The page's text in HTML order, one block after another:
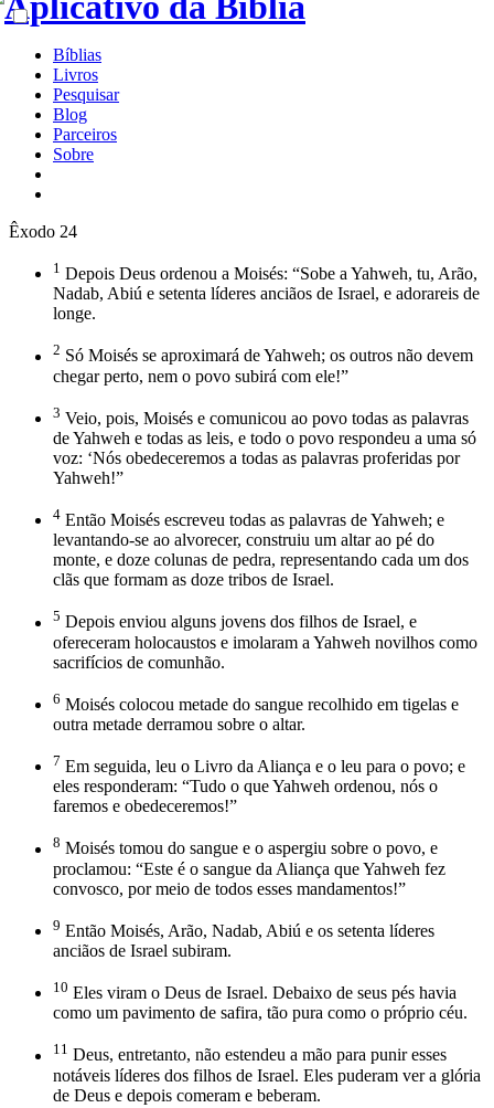
Bíblias
Livros
Pesquisar
Blog
Parceiros
Sobre
Êxodo 24
1 Depois Deus ordenou a Moisés: “Sobe a Yahweh, tu, Arão,
Nadab, Abiú e setenta líderes anciãos de Israel, e adorareis de
longe.
2 Só Moisés se aproximará de Yahweh; os outros não devem
chegar perto, nem o povo subirá com ele!”
3 Veio, pois, Moisés e comunicou ao povo todas as palavras
de Yahweh e todas as leis, e todo o povo respondeu a uma só
voz: ‘Nós obedeceremos a todas as palavras proferidas por
Yahweh!”
4 Então Moisés escreveu todas as palavras de Yahweh; e
levantando-se ao alvorecer, construiu um altar ao pé do
monte, e doze colunas de pedra, representando cada um dos
clãs que formam as doze tribos de Israel.
5 Depois enviou alguns jovens dos filhos de Israel, e
ofereceram holocaustos e imolaram a Yahweh novilhos como
sacrifícios de comunhão.
6 Moisés colocou metade do sangue recolhido em tigelas e
outra metade derramou sobre o altar.
7 Em seguida, leu o Livro da Aliança e o leu para o povo; e
eles responderam: “Tudo o que Yahweh ordenou, nós o
faremos e obedeceremos!”
8 Moisés tomou do sangue e o aspergiu sobre o povo, e
proclamou: “Este é o sangue da Aliança que Yahweh fez
convosco, por meio de todos esses mandamentos!”
9 Então Moisés, Arão, Nadab, Abiú e os setenta líderes
anciãos de Israel subiram.
10 Eles viram o Deus de Israel. Debaixo de seus pés havia
como um pavimento de safira, tão pura como o próprio céu.
11 Deus, entretanto, não estendeu a mão para punir esses
notáveis líderes dos filhos de Israel. Eles puderam ver a glória
de Deus e depois comeram e beberam.